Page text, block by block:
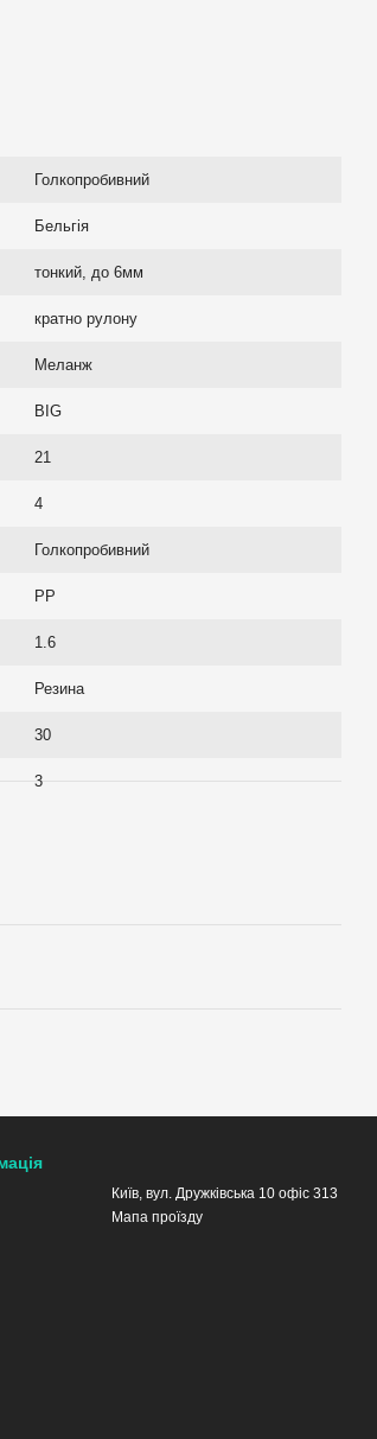
Голкопробивний
Бельгія
тонкий, до 6мм
кратно рулону
Меланж
BIG
21
4
Голкопробивний
PP
1.6
Резина
30
3
Київ, вул. Дружківська 10 офіс 313
Мапа проїзду